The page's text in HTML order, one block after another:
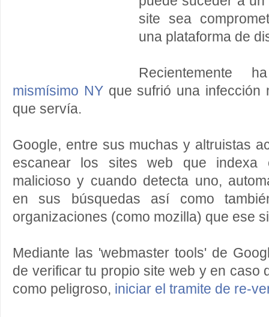
site sea
una plataforma de
Recientemente
mismísimo NYque sufrió una infección
que servía.
Google, entre sus muchas y altruistas
escanear los sites web que indexa
malicioso y cuando detecta uno,
en sus búsquedas así como
organizaciones (como mozilla) que ese
Mediante las 'webmaster tools' de
de verificar tu propio site web y en caso
como peligroso, iniciar el tramite de re-